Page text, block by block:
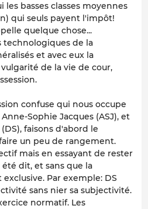
les basses classes moyennes
qui seuls payent l'impôt!
quelque chose...
technologiques de la
et avec eux la
de la vie de cour,
confuse qui nous occupe
Sophie Jacques (ASJ), et
faisons d'abord le
un peu de rangement.
mais en essayant de rester
dit, et sans que la
Par exemple: DS
sans nier sa subjectivité.
normatif. Les